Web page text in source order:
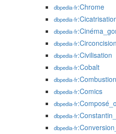
dbpedia-fr:Chrome
dbpedia-fr
dbpedia-fr
dbpedia-fr:Circoncision
dbpedia-fr:Civilisation
dbpedia-fr:Cobalt
dbpedia-fr:Combustion
dbpedia-fr:Comics
dbpedia-fr
dbpedia-fr
dbpedia-fr